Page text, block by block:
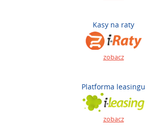
Kasy na raty
zobacz
Platforma leasingu
zobacz